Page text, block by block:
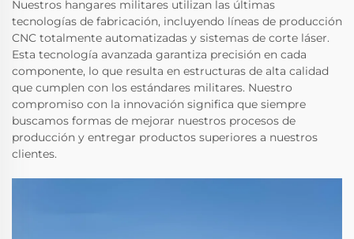
Nuestros hangares militares utilizan las últimas
tecnologías de fabricación, incluyendo líneas de producción
CNC totalmente automatizadas y sistemas de corte láser.
Esta tecnología avanzada garantiza precisión en cada
componente, lo que resulta en estructuras de alta calidad
que cumplen con los estándares militares. Nuestro
compromiso con la innovación significa que siempre
buscamos formas de mejorar nuestros procesos de
producción y entregar productos superiores a nuestros
clientes.